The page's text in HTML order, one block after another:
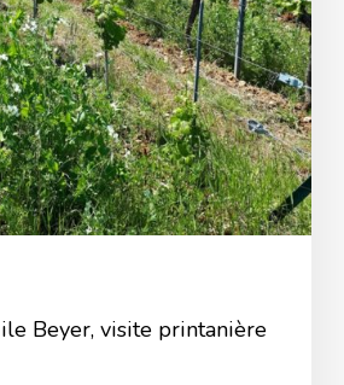
Beyer, visite printanière